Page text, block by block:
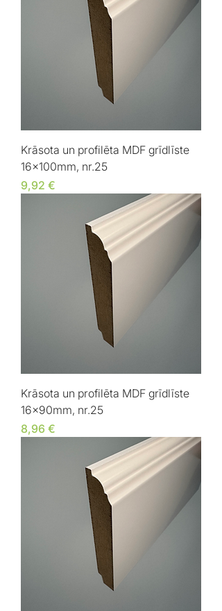
Krāsota un profilēta MDF grīdlīste
16x100mm, nr.25
Cena
9,92 €
Krāsota un profilēta MDF grīdlīste
16x90mm, nr.25
Cena
8,96 €